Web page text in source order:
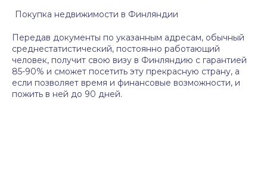
Покупка недвижимости в Финляндии
Передав документы по указанным адресам, обычный
среднестатистический, постоянно работающий
человек, получит свою визу в Финляндию с гарантией
85-90% и сможет посетить эту прекрасную страну, а
если позволяет время и финансовые возможности, и
пожить в ней до 90 дней.